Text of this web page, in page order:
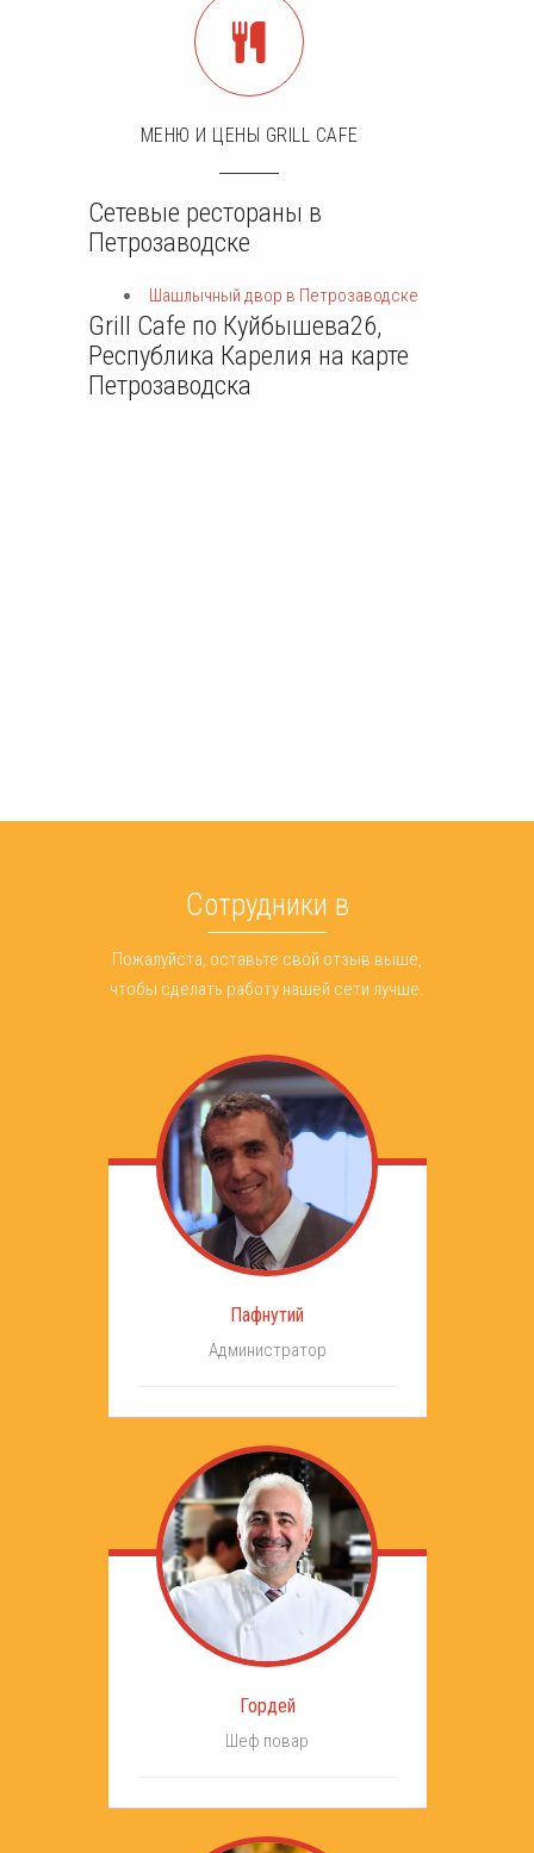
МЕНЮ И ЦЕНЫ GRILL CAFE
Сетевые рестораны в
Петрозаводске
Шашлычный двор в Петрозаводске
Grill Cafe по Куйбышева26,
Республика Карелия на карте
Петрозаводска
Сотрудники в
Пожалуйста, оставьте свой отзыв выше,
чтобы сделать работу нашей сети лучше.
Пафнутий
Администратор
Гордей
Шеф повар